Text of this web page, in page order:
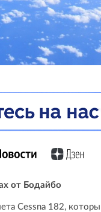
от Бодайбо
Cessna 182,